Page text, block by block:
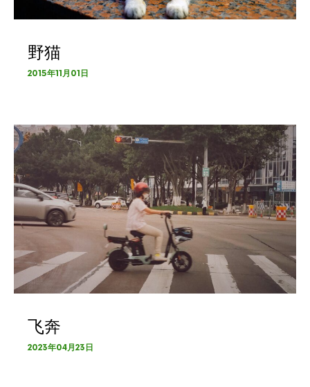
野猫
2015年11月01日
飞奔
2023年04月23日